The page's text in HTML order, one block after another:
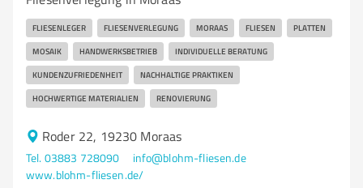
FLIESENLEGER FLIESENVERLEGUNG MORAAS FLIESEN PLATTEN
MOSAIK HANDWERKSBETRIEB INDIVIDUELLE BERATUNG
KUNDENZUFRIEDENHEIT NACHHALTIGE PRAKTIKEN
HOCHWERTIGE MATERIALIEN RENOVIERUNG
Roder 22, 19230 Moraas
Tel. 03883 728090
info@blohm-fliesen.de
www.blohm-fliesen.de/